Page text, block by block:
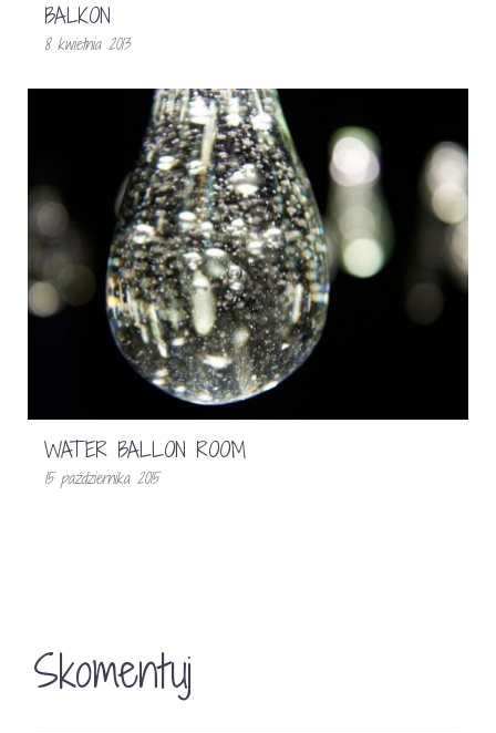
BALKON
8 kwietnia 2013
WATER BALLON ROOM
15 października 2015
Skomentuj